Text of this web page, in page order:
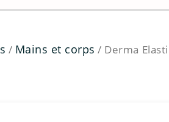
/ Mains et corps / Derma